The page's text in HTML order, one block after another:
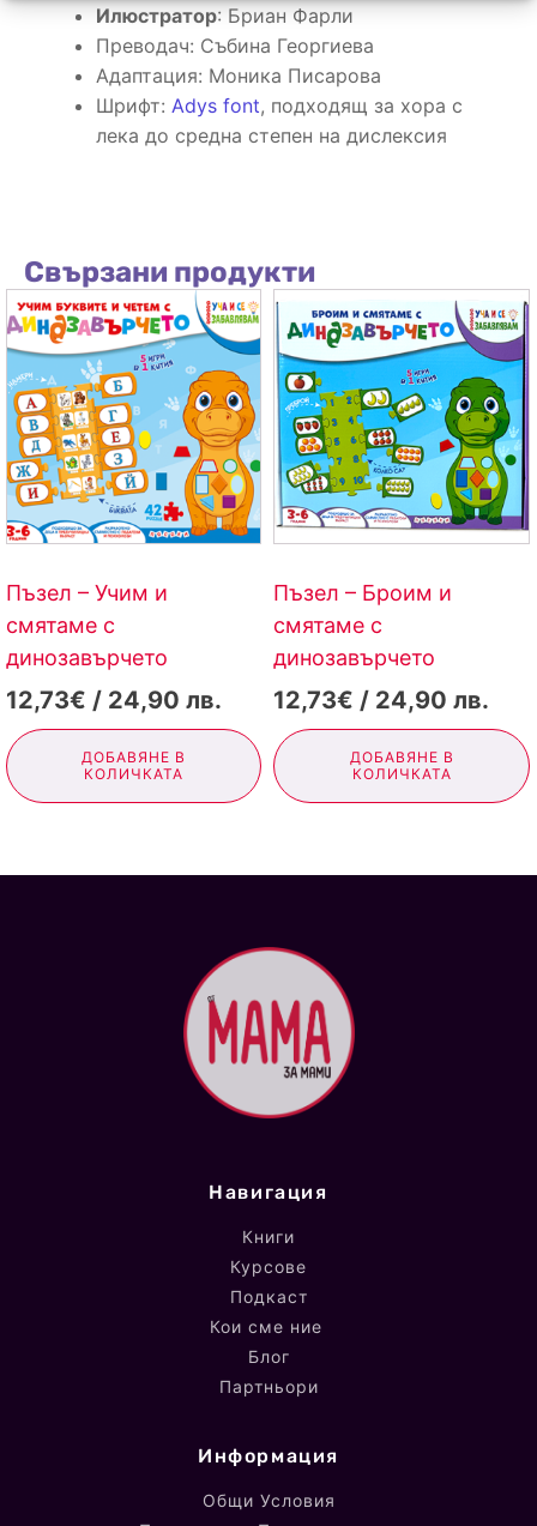
Илюстратор: Бриан Фарли
Преводач: Събина Георгиева
Адаптация: Моника Писарова
Шрифт: Adys font, подходящ за хора с
лека до средна степен на дислексия
Свързани продукти
Пъзел – Учим и
смятаме с
динозавърчето
12,73€ / 24,90 лв.
ДОБАВЯНЕ В
КОЛИЧКАТА
Пъзел – Броим и
смятаме с
динозавърчето
12,73€ / 24,90 лв.
ДОБАВЯНЕ В
КОЛИЧКАТА
Навигация
Книги
Курсове
Подкаст
Кои сме ние
Блог
Партньори
Информация
Общи Условия